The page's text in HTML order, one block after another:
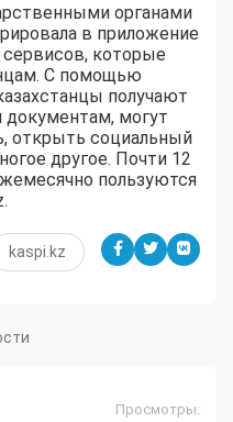
органами
в приложение
которые
С помощью
получают
могут
открыть социальный
другое. Почти 12
пользуются
kaspi.kz
Просмотры: